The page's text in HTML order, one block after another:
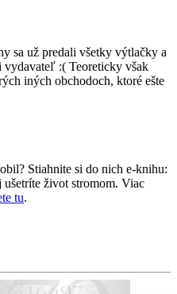
sa už predali všetky výtlačky a
vydavateľ :( Teoreticky však
iných obchodoch, ktoré ešte
Stiahnite si do nich e-knihu:
ušetríte život stromom. Viac
tu.